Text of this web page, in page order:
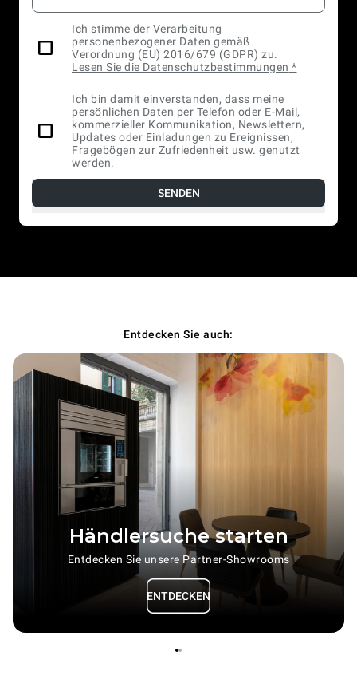
Ich stimme der Verarbeitung
personenbezogener Daten gemäß
Verordnung (EU) 2016/679 (GDPR) zu.
Lesen Sie die Datenschutzbestimmungen *
Ich bin damit einverstanden, dass meine
persönlichen Daten per Telefon oder E-Mail,
kommerzieller Kommunikation, Newslettern,
Updates oder Einladungen zu Ereignissen,
Fragebögen zur Zufriedenheit usw. genutzt
werden.
SENDEN
Entdecken Sie auch:
Händlersuche starten
Entdecken Sie unsere Partner-Showrooms
ENTDECKEN